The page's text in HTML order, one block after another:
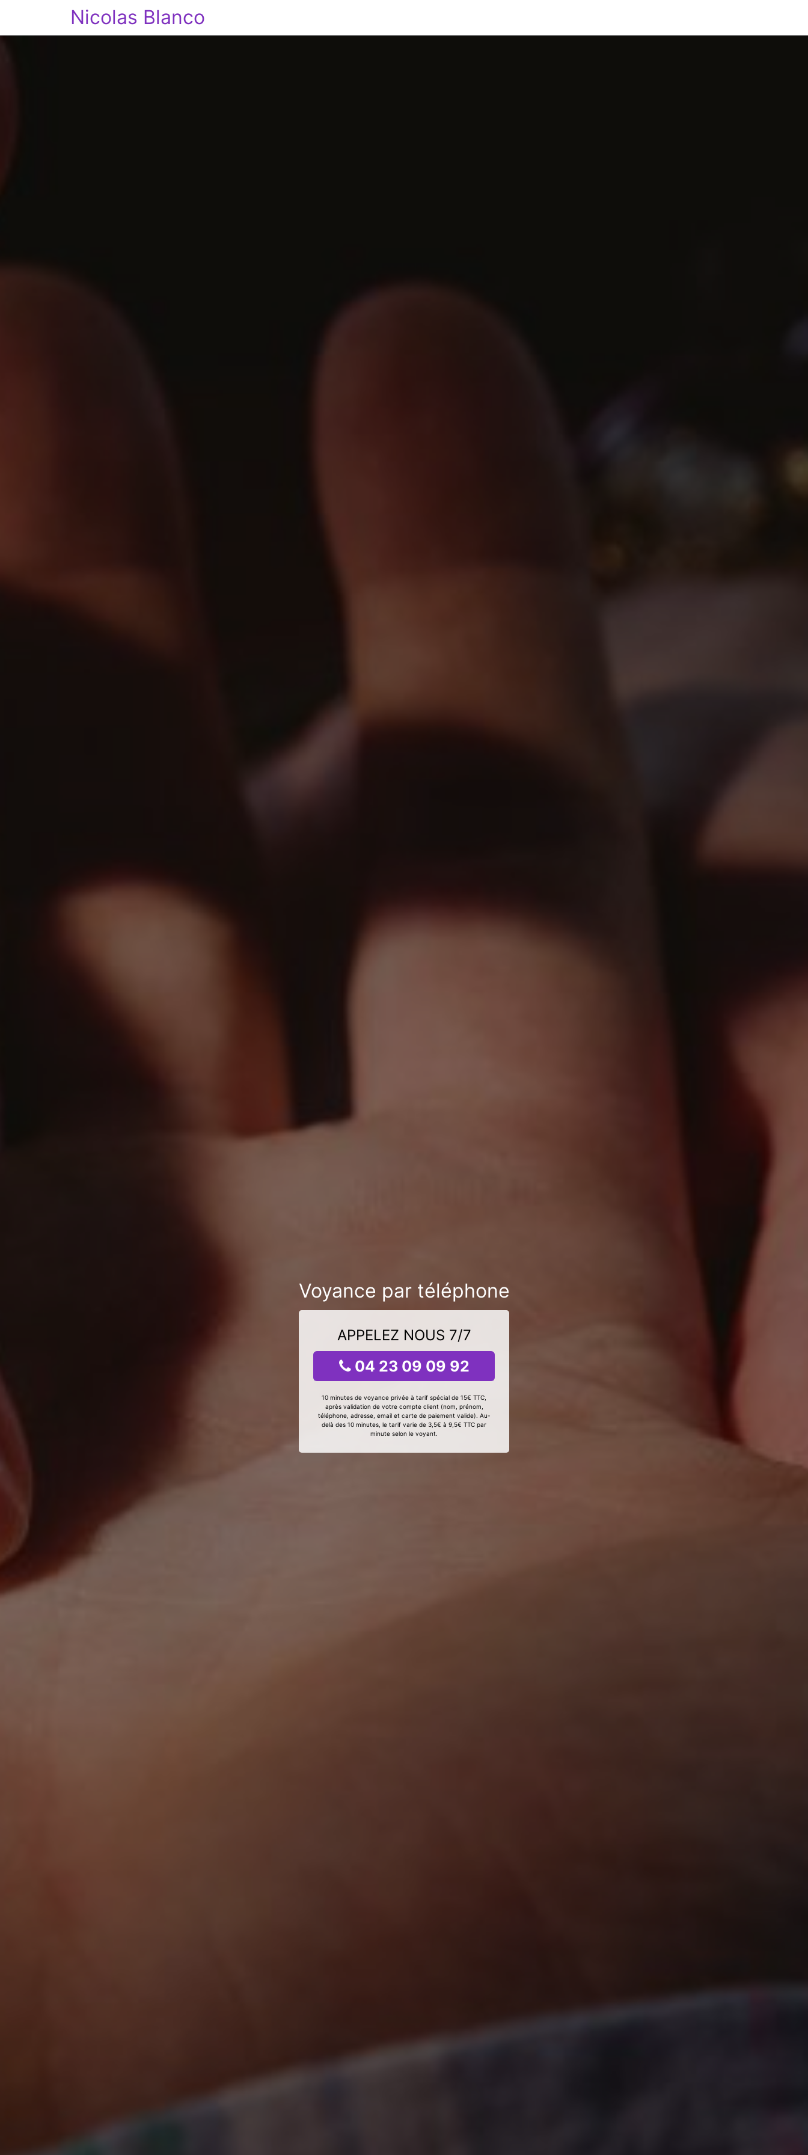
Nicolas Blanco
Voyance par téléphone
APPELEZ NOUS 7/7
04 23 09 09 92
10 minutes de voyance privée à tarif spécial de 15€ TTC,
après validation de votre compte client (nom, prénom,
téléphone, adresse, email et carte de paiement valide). Au-
delà des 10 minutes, le tarif varie de 3,5€ à 9,5€ TTC par
minute selon le voyant.